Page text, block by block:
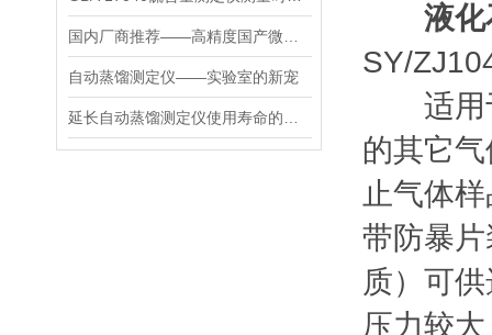
自动蒸馏测定仪——实验室的新宠
液
SY/
适用于
的其它
止气体
带防暴
质）可
压力较